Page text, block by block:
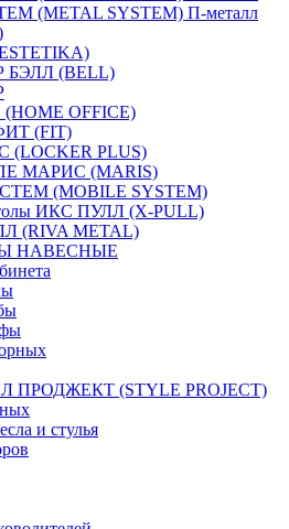
(METAL SYSTEM) П-металл
(BELL)
OFFICE)
(FIT)
PLUS)
МАРИС (MARIS)
(MOBILE SYSTEM)
ИКС ПУЛЛ (X-PULL)
(RIVA METAL)
НАВЕСНЫЕ
ПРОДЖЕКТ (STYLE PROJECT)
и стулья